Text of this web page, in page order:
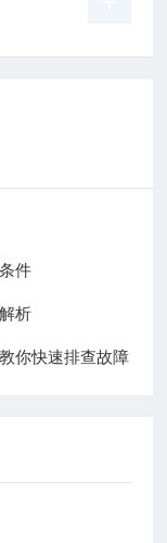
件
析
你快速排查故障